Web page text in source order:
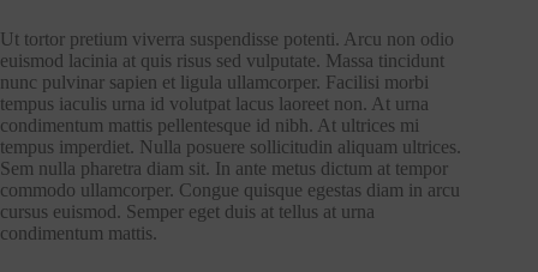
Ut tortor pretium viverra suspendisse potenti. Arcu non odio
euismod lacinia at quis risus sed vulputate. Massa tincidunt
nunc pulvinar sapien et ligula ullamcorper. Facilisi morbi
tempus iaculis urna id volutpat lacus laoreet non. At urna
condimentum mattis pellentesque id nibh. At ultrices mi
tempus imperdiet. Nulla posuere sollicitudin aliquam ultrices.
Sem nulla pharetra diam sit. In ante metus dictum at tempor
commodo ullamcorper. Congue quisque egestas diam in arcu
cursus euismod. Semper eget duis at tellus at urna
condimentum mattis.